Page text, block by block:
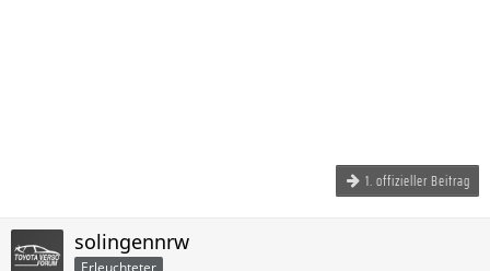
1. offizieller Beitrag
solingennrw
Erleuchteter